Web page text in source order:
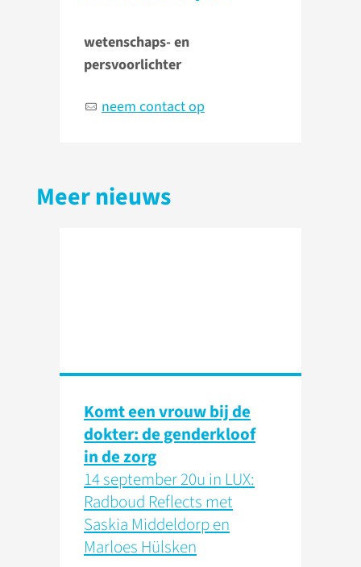
wetenschaps- en
persvoorlichter
neem contact op
Meer nieuws
Komt een vrouw bij de
dokter: de genderkloof
in de zorg
14 september 20u in LUX:
Radboud Reflects met
Saskia Middeldorp en
Marloes Hülsken